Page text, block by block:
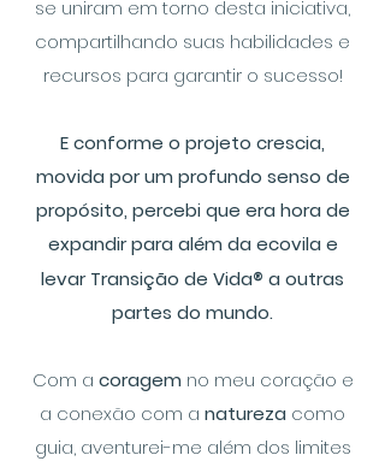
se uniram em torno desta iniciativa,
compartilhando suas habilidades e
recursos para garantir o sucesso!
E conforme o projeto crescia,
movida por um profundo senso de
propósito, percebi que era hora de
expandir para além da ecovila e
levar Transição de Vida® a outras
partes do mundo.
Com a coragem no meu coração e
a conexão com a natureza como
guia, aventurei-me além dos limites